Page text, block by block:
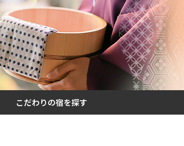
こだわりの宿を探す